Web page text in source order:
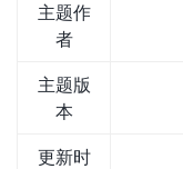
主题作
者
主题版
本
更新时